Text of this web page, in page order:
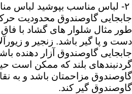
۲- لباس مناسب بپوشید لباس
جابجایی گاوصندوق محدودیت
طور مثال شلوار های گشاد با فاق
دست و پا گیر باشد. زنجیر و
جابجایی گاوصندوق آزار دهنده
گردنبندهای بلند که ممکن است
گاوصندوق مزاحمتان باشد و به
گاوصندوق گیر کند.